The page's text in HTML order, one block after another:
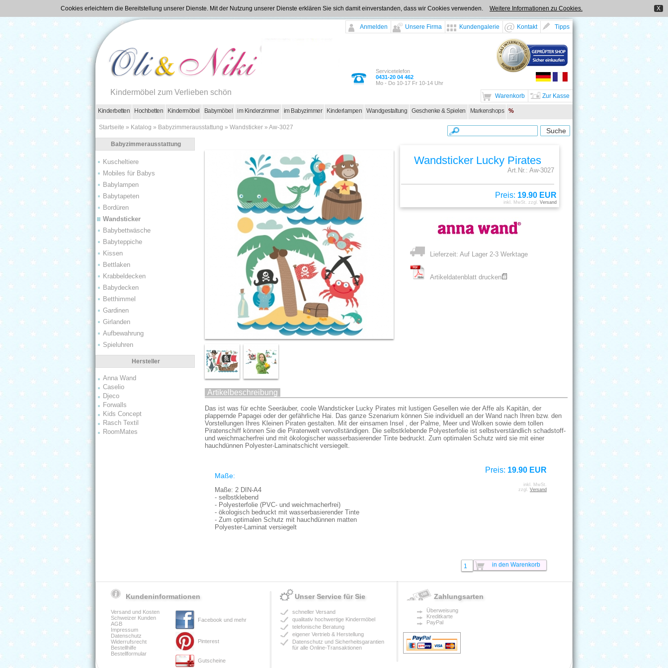
X
Cookies erleichtern die Bereitstellung unserer Dienste. Mit der Nutzung unserer Dienste erklären Sie sich damit einverstanden, dass wir Cookies verwenden. Weitere Informationen zu Cookies.
Tipps
Kontakt
Kundengalerie
Unsere Firma
Anmelden
Kindermöbel zum Verlieben schön
Servicetelefon
0431-20 04 462
Mo - Do 10-17 Fr 10-14 Uhr
Zur Kasse
Warenkorb
Kinderbetten Hochbetten Kindermöbel Babymöbel im Kinderzimmer im Babyzimmer Kinderlampen Wandgestaltung Geschenke & Spielen Markenshops %
Startseite » Katalog » Babyzimmerausstattung » Wandsticker » Aw-3027
Babyzimmerausstattung
Kuscheltiere
Mobiles für Babys
Babylampen
Babytapeten
Bordüren
Wandsticker
Babybettwäsche
Babyteppiche
Kissen
Bettlaken
Krabbeldecken
Babydecken
Betthimmel
Gardinen
Girlanden
Aufbewahrung
Spieluhren
Hersteller
Anna Wand
Caselio
Djeco
Forwalls
Kids Concept
Rasch Textil
RoomMates
Wandsticker Lucky Pirates
Art.Nr.: Aw-3027
Preis: 19.90 EUR
inkl. MwSt. zzgl. Versand
Lieferzeit: Auf Lager 2-3 Werktage
Artikeldatenblatt drucken
Artikelbeschreibung
Das ist was für echte Seeräuber, coole Wandsticker Lucky Pirates mit lustigen Gesellen wie der Affe als Kapitän, der
plappernde Papagei oder der gefährliche Hai. Das ganze Szenarium können Sie individuell an der Wand nach Ihren bzw. den
Vorstellungen Ihres Kleinen Piraten gestalten. Mit der einsamen Insel , der Palme, Meer und Wolken sowie dem tollen
Piratenschiff können Sie die Piratenwelt vervollständigen. Die selbstklebende Polyesterfolie ist selbstverständlich schadstoff-
und weichmacherfrei und mit ökologischer wasserbasierender Tinte bedruckt. Zum optimalen Schutz wird sie mit einer
hauchdünnen Polyester-Laminatschicht versiegelt.
Maße:
Maße: 2 DIN-A4
- selbstklebend
- Polyesterfolie (PVC- und weichmacherfrei)
- ökologisch bedruckt mit wasserbasierender Tinte
- Zum optimalen Schutz mit hauchdünnen matten
Polyester-Laminat versiegelt
Preis: 19.90 EUR
inkl. MwSt.
zzgl. Versand
Kundeninformationen
Versand und Kosten
Schweizer Kunden
AGB
Impressum
Datenschutz
Widerrufsrecht
Bestellhilfe
Bestellformular
Facebook und mehr
Pinterest
Gutscheine
Unser Service für Sie
schneller Versand
qualitativ hochwertige Kindermöbel
telefonische Beratung
eigener Vertrieb & Herstellung
Datenschutz und Sicherheitsgarantien
für alle Online-Transaktionen
Zahlungsarten
Überweisung
Kreditkarte
PayPal